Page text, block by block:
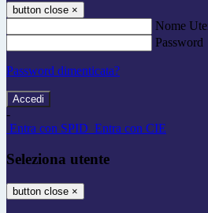
button close ×
Nome
Password
Password dimenticata?
-
Entra con SPID Entra con CIE
Seleziona utente
button close ×